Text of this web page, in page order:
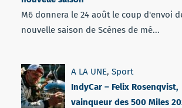
M6 donnera le 24 août le coup d'envoi
nouvelle saison de Scènes de mé...
A LA UNE, Sport
IndyCar – Felix Rosenqvist,
vainqueur des 500 Miles